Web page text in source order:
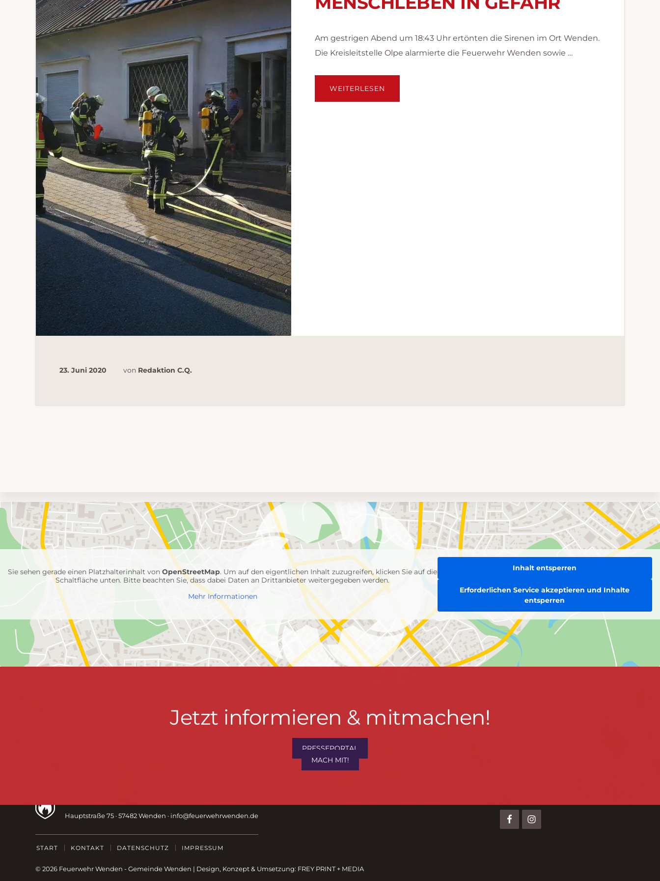
Am gestrigen Abend um 18:43 Uhr ertönten die Sirenen im Ort Wenden.
Die Kreisleitstelle Olpe alarmierte die Feuerwehr Wenden sowie …
WEITERLESEN
MENSCHLEBEN
23. Juni 2020 von Redaktion C.Q.
Umgebungskarte
mit
Feuerwehr-
Einheiten
Sie sehen gerade einen Platzhalterinhalt vonOpenStreetMap. Um auf den eigentlichen Inhalt zuzugreifen, klicken Sie auf die
Schaltfläche unten. Bitte beachten Sie, dass dabei Daten an Drittanbieter weitergegeben werden.
Mehr Informationen
Inhalt entsperren
Erforderlichen Service akzeptieren und Inhalte
entsperren
Jetzt informieren & mitmachen!
PRESSEPORTAL
MACH MIT!
Kontaktdaten
Fußzeile
Hauptstraße 75 · 57482 Wenden · info@feuerwehrwenden.de
START KONTAKT DATENSCHUTZ IMPRESSUM
© 2026 Feuerwehr Wenden -Gemeinde Wenden | Design, Konzept & Umsetzung: FREY PRINT + MEDIA